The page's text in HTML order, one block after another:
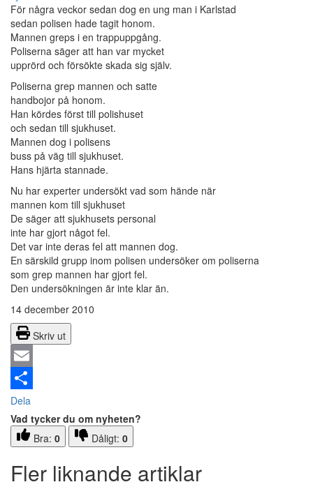
För några veckor sedan dog en ung man i Karlstad
sedan polisen hade tagit honom.
Mannen greps i en trappuppgång.
Poliserna säger att han var mycket
upprörd och försökte skada sig själv.
Poliserna grep mannen och satte
handbojor på honom.
Han kördes först till polishuset
och sedan till sjukhuset.
Mannen dog i polisens
buss på väg till sjukhuset.
Hans hjärta stannade.
Nu har experter undersökt vad som hände när
mannen kom till sjukhuset
De säger att sjukhusets personal
inte har gjort något fel.
Det var inte deras fel att mannen dog.
En särskild grupp inom polisen undersöker om poliserna
som grep mannen har gjort fel.
Den undersökningen är inte klar än.
14 december 2010
Skriv ut
Email
Dela
Vad tycker du om nyheten?
Bra: 0 Dåligt: 0
Fler liknande artiklar